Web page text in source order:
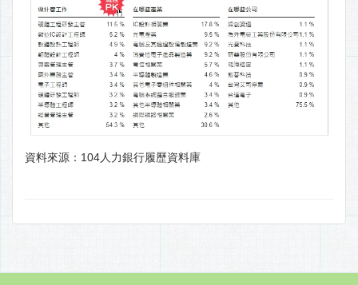
資料來源：104人力銀行履歷資料庫